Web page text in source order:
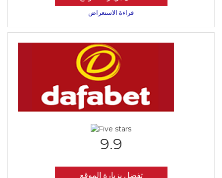
قراءة الاستعراض
9.9
تفضل بزيارة الموقع